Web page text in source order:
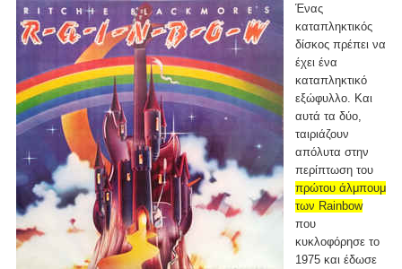
Ένας
καταπληκτικός
δίσκος πρέπει να
έχει ένα
καταπληκτικό
εξώφυλλο. Και
αυτά τα δύο,
ταιριάζουν
απόλυτα στην
περίπτωση του
πρώτου άλμπουμ
των Rainbow
που
κυκλοφόρησε το
1975 και έδωσε